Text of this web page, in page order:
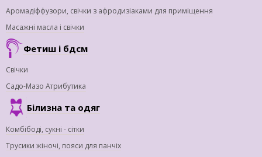
Аромадіффузори, свічки з афродизіаками для приміщення
Масажні масла і свічки
Фетиш і бдсм
Свічки
Садо-Мазо Атрибутика
Білизна та одяг
Комбібоді, сукні - сітки
Трусики жіночі, пояси для панчіх